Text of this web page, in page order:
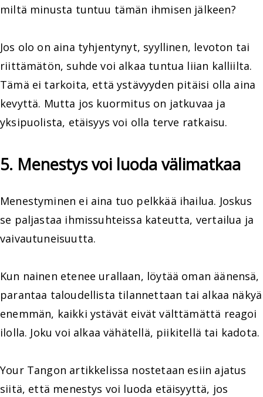
miltä minusta tuntuu tämän ihmisen jälkeen?
Jos olo on aina tyhjentynyt, syyllinen, levoton tai
riittämätön, suhde voi alkaa tuntua liian kalliilta.
Tämä ei tarkoita, että ystävyyden pitäisi olla aina
kevyttä. Mutta jos kuormitus on jatkuvaa ja
yksipuolista, etäisyys voi olla terve ratkaisu.
5. Menestys voi luoda välimatkaa
Menestyminen ei aina tuo pelkkää ihailua. Joskus
se paljastaa ihmissuhteissa kateutta, vertailua ja
vaivautuneisuutta.
Kun nainen etenee urallaan, löytää oman äänensä,
parantaa taloudellista tilannettaan tai alkaa näkyä
enemmän, kaikki ystävät eivät välttämättä reagoi
ilolla. Joku voi alkaa vähätellä, piikitellä tai kadota.
Your Tangon artikkelissa nostetaan esiin ajatus
siitä, että menestys voi luoda etäisyyttä, jos